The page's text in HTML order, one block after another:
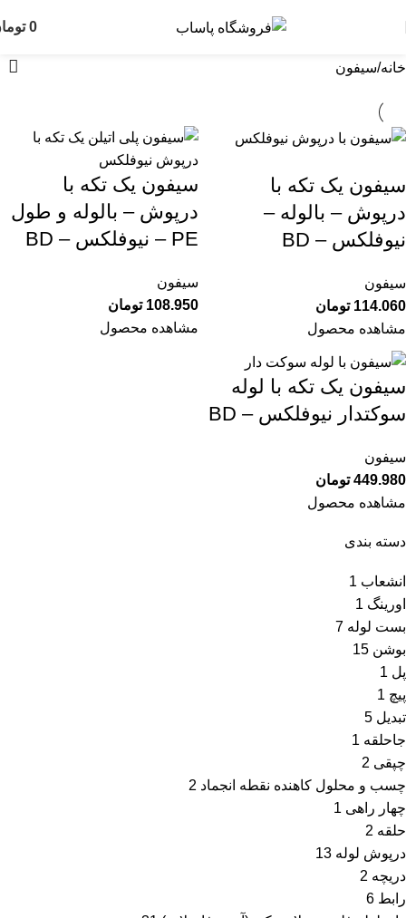
0 سیفون
دسته بندی
انشعاب 1
اورینگ 1
بست لوله 7
بوشن 15
پل 1
پیچ 1
تبدیل 5
جاحلقه 1
چپقی 2
چسب و محلول کاهنده نقطه انجماد 2
چهار راهی 1
حلقه 2
درپوش لوله 13
دریچه 2
رابط 6
خانه سیفون
سیفون یک تکه با
درپوش – بالوله –
نیوفلکس – BD
سیفون
114.060 تومان
مشاهده محصول
سیفون یک تکه با
درپوش – بالوله و طول
PE – نیوفلکس – BD
سیفون
108.950 تومان
مشاهده محصول
سیفون یک تکه با لوله
سوکتدار نیوفلکس – BD
سیفون
449.980 تومان
مشاهده محصول